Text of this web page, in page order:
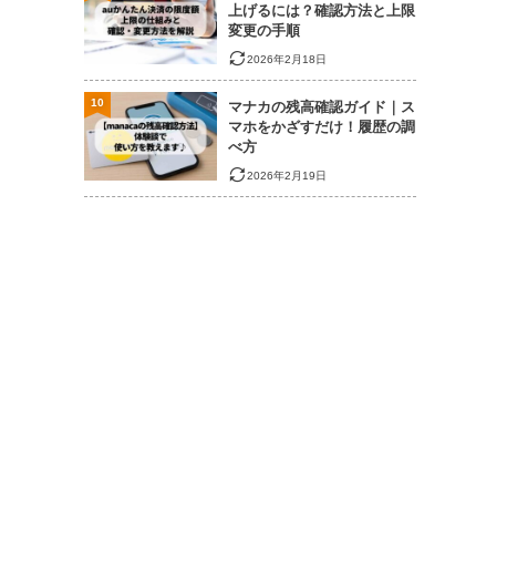
上げるには？確認方法と上限
変更の手順
2026年2月18日
マナカの残高確認ガイド｜ス
マホをかざすだけ！履歴の調
べ方
2026年2月19日
10